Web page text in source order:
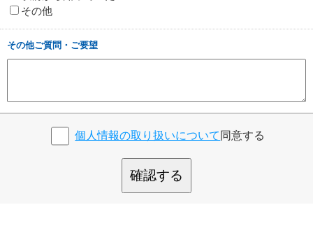
その他
その他ご質問・ご要望
個人情報の取り扱いについて 同意する
確認する